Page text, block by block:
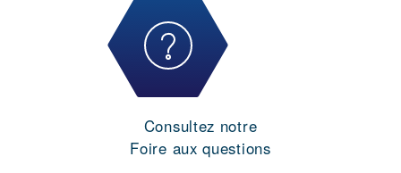
Consultez notre
Foire aux questions